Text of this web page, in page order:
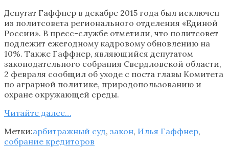
Депутат Гаффнер в декабре 2015 года был исключен
из политсовета регионального отделения «Единой
России». В пресс-службе отметили, что политсовет
подлежит ежегодному кадровому обновлению на
10%. Также Гаффнер, являющийся депутатом
законодательного собрания Свердловской области,
2 февраля сообщил об уходе с поста главы Комитета
по аграрной политике, природопользованию и
охране окружающей среды.
Читайте далее…
Метки:арбитражный суд, закон, Илья Гаффнер,
собрание кредиторов